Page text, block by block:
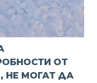
ОТ
НЕ МОГАТ ДА